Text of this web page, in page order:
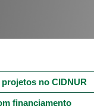
no CIDNUR
financiamento